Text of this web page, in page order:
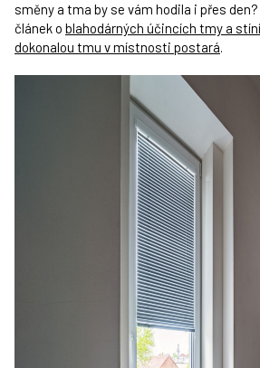
směny a tma by se vám hodila i přes
článek o blahodárných účincích tmy a
dokonalou tmu v místnosti postará.